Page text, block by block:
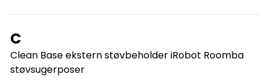
C
Clean Base ekstern støvbeholder iRobot Roomba
støvsugerposer